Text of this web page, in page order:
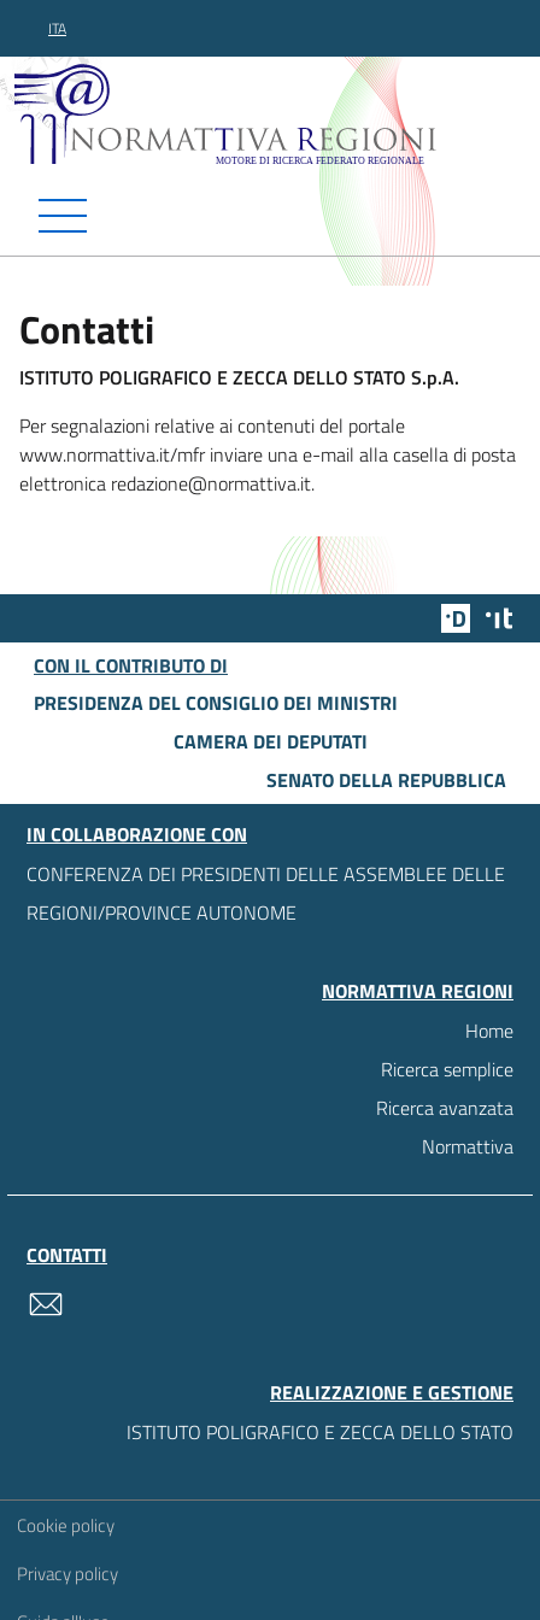
ITA
Normattiva Regioni -
Contatti
ISTITUTO POLIGRAFICO E ZECCA DELLO STATO S.p.A.
Per segnalazioni relative ai contenuti del portale
www.normattiva.it/mfr inviare una e-mail alla casella di posta
elettronica redazione@normattiva.it.
Team
CON IL CONTRIBUTO DI
PRESIDENZA DEL CONSIGLIO DEI MINISTRI
CAMERA DEI DEPUTATI
SENATO DELLA REPUBBLICA
IN COLLABORAZIONE CON
CONFERENZA DEI PRESIDENTI DELLE ASSEMBLEE DELLE
REGIONI/PROVINCE AUTONOME
NORMATTIVA REGIONI
Home
Ricerca semplice
Ricerca avanzata
Normattiva
CONTATTI
REALIZZAZIONE E GESTIONE
ISTITUTO POLIGRAFICO E ZECCA DELLO STATO
Sezione Link Utili
Cookie policy
Privacy policy